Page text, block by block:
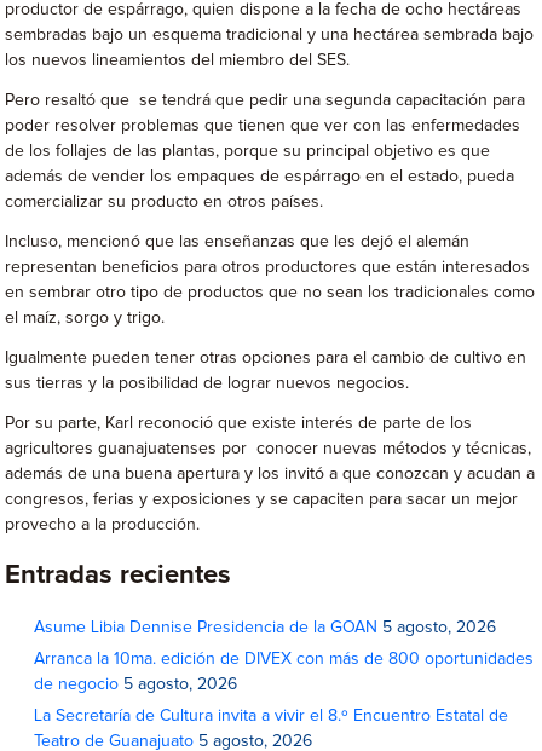
productor de espárrago, quien dispone a la fecha de ocho hectáreas
sembradas bajo un esquema tradicional y una hectárea sembrada bajo
los nuevos lineamientos del miembro del SES.
Pero resaltó que se tendrá que pedir una segunda capacitación para
poder resolver problemas que tienen que ver con las enfermedades
de los follajes de las plantas, porque su principal objetivo es que
además de vender los empaques de espárrago en el estado, pueda
comercializar su producto en otros países.
Incluso, mencionó que las enseñanzas que les dejó el alemán
representan beneficios para otros productores que están interesados
en sembrar otro tipo de productos que no sean los tradicionales como
el maíz, sorgo y trigo.
Igualmente pueden tener otras opciones para el cambio de cultivo en
sus tierras y la posibilidad de lograr nuevos negocios.
Por su parte, Karl reconoció que existe interés de parte de los
agricultores guanajuatenses por conocer nuevas métodos y técnicas,
además de una buena apertura y los invitó a que conozcan y acudan a
congresos, ferias y exposiciones y se capaciten para sacar un mejor
provecho a la producción.
Entradas recientes
Asume Libia Dennise Presidencia de la GOAN 5 agosto, 2026
Arranca la 10ma. edición de DIVEX con más de 800 oportunidades
de negocio 5 agosto, 2026
La Secretaría de Cultura invita a vivir el 8.º Encuentro Estatal de
Teatro de Guanajuato 5 agosto, 2026